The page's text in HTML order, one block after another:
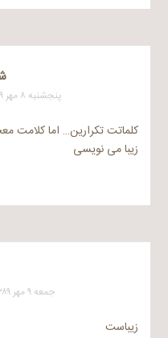
پنجشنبه ۸ مهر ۱۳۸۹ در ۹:۳۲ بعد از ظهر
کلماتت تکرارین… اما کلامت
زیبا می نویسی
جمعه ۹ مهر ۱۳۸۹ در ۰:۴۷ قبل از ظهر
زیباست